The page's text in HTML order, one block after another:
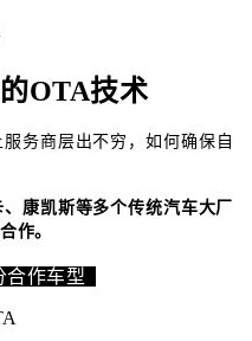
OTA技术
务商层出不穷，如何确保自
康凯斯等多个传统汽车大厂
作。
合作车型